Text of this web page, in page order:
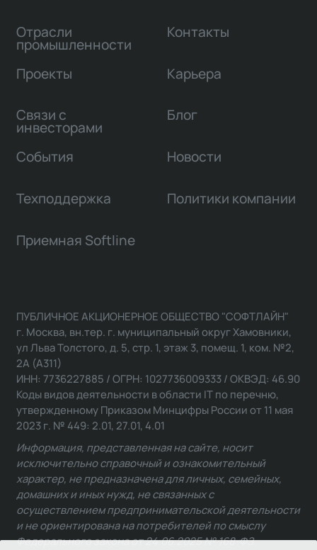
Отрасли
промышленности
Проекты
Связи с
инвесторами
Контакты
Карьера
Блог
События Новости
Техподдержка Политики компании
Приемная Softline
ПУБЛИЧНОЕ АКЦИОНЕРНОЕ ОБЩЕСТВО "СОФТЛАЙН"
г. Москва, вн.тер. г. муниципальный округ Хамовники,
ул Льва Толстого, д. 5, стр. 1, этаж 3, помещ. 1, ком. №2,
2А (А311)
ИНН: 7736227885 / ОГРН: 1027736009333 / ОКВЭД: 46.90
Коды видов деятельности в области IT по перечню,
утвержденному Приказом Минцифры России от 11 мая
2023 г. № 449: 2.01, 27.01, 4.01
Информация, представленная на сайте, носит
исключительно справочный и ознакомительный
характер, не предназначена для личных, семейных,
домашних и иных нужд, не связанных с
осуществлением предпринимательской деятельности
и не ориентирована на потребителей по смыслу
Федерального закона от 24.06.2025 № 168-ФЗ.